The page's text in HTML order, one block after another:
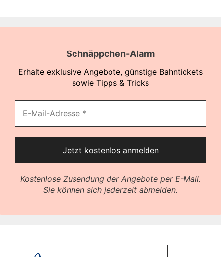
Schnäppchen-Alarm
Erhalte exklusive Angebote, günstige Bahntickets
sowie Tipps & Tricks
Kostenlose Zusendung der Angebote per E-Mail.
Sie können sich jederzeit abmelden.